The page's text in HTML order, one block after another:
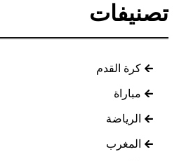
تصنيفات
كرة القدم
مباراة
الرياضة
المغرب